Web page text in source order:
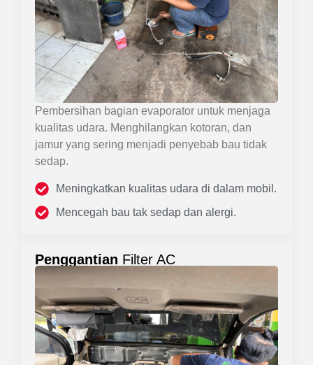
Pembersihan bagian evaporator untuk menjaga
kualitas udara. Menghilangkan kotoran, dan
jamur yang sering menjadi penyebab bau tidak
sedap.
Meningkatkan kualitas udara di dalam mobil.
Mencegah bau tak sedap dan alergi.
Penggantian Filter AC